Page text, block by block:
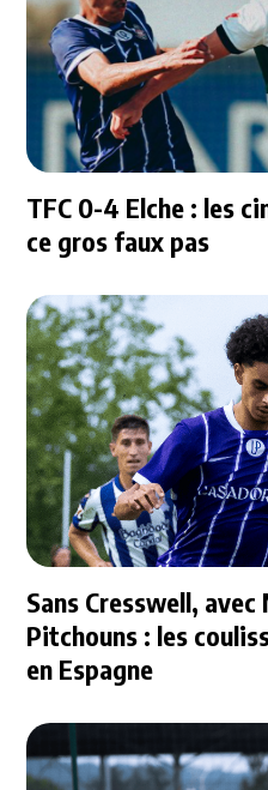
TFC 0-4 Elche : les
ce gros faux pas
Sans Cresswell,
Pitchouns : les
en Espagne